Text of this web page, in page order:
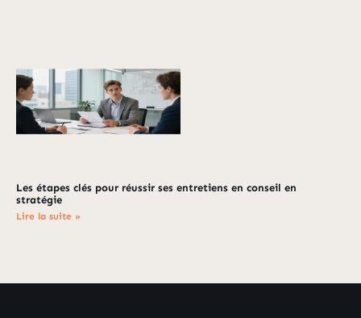
Les étapes clés pour réussir ses entretiens en conseil en
stratégie
Lire la suite »